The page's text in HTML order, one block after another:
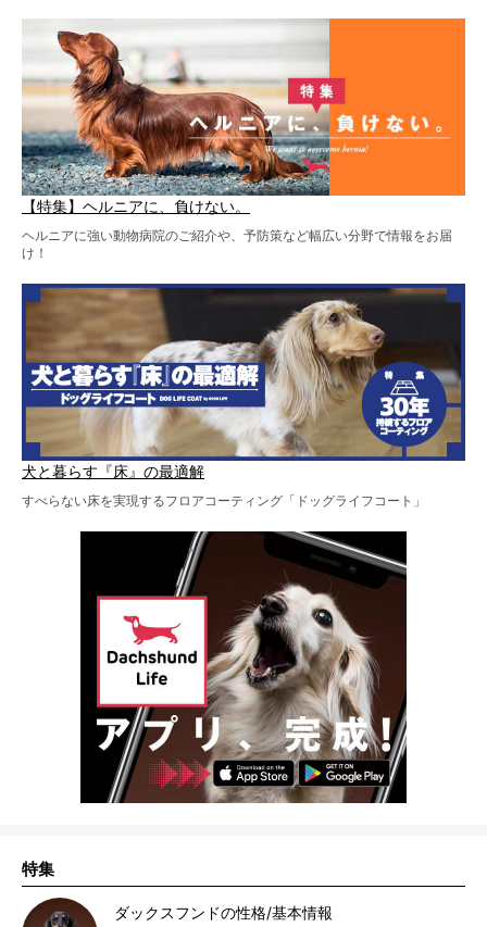
【特集】ヘルニアに、負けない。
ヘルニアに強い動物病院のご紹介や、予防策など幅広い分野で情報をお届
け！
犬と暮らす『床』の最適解
すべらない床を実現するフロアコーティング「ドッグライフコート」
特集
ダックスフンドの性格/基本情報